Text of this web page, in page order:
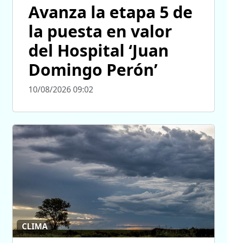
Avanza la etapa 5 de
la puesta en valor
del Hospital ‘Juan
Domingo Perón’
10/08/2026 09:02
CLIMA